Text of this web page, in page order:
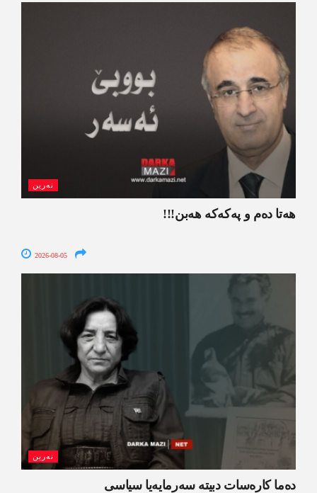
نەرین
ھەتا دەم و پەکەکە ھەبن!!!
2026-08-05
نەرین
ده‌ما کاره‌سات دبیتە سه‌رمایه‌یا سیاسی